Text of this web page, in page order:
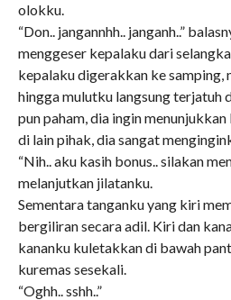
olokku.
“Don.. jangannhh.. janganh..”
menggeser kepalaku dari
kepalaku digerakkan ke samping,
hingga mulutku langsung terjatuh
pun paham, dia ingin
di lain pihak, dia sangat
“Nih.. aku kasih bonus.. silakan
melanjutkan jilatanku.
Sementara tanganku yang kiri
bergiliran secara adil. Kiri dan
kananku kuletakkan di bawah
kuremas sesekali.
“Oghh.. sshh..”